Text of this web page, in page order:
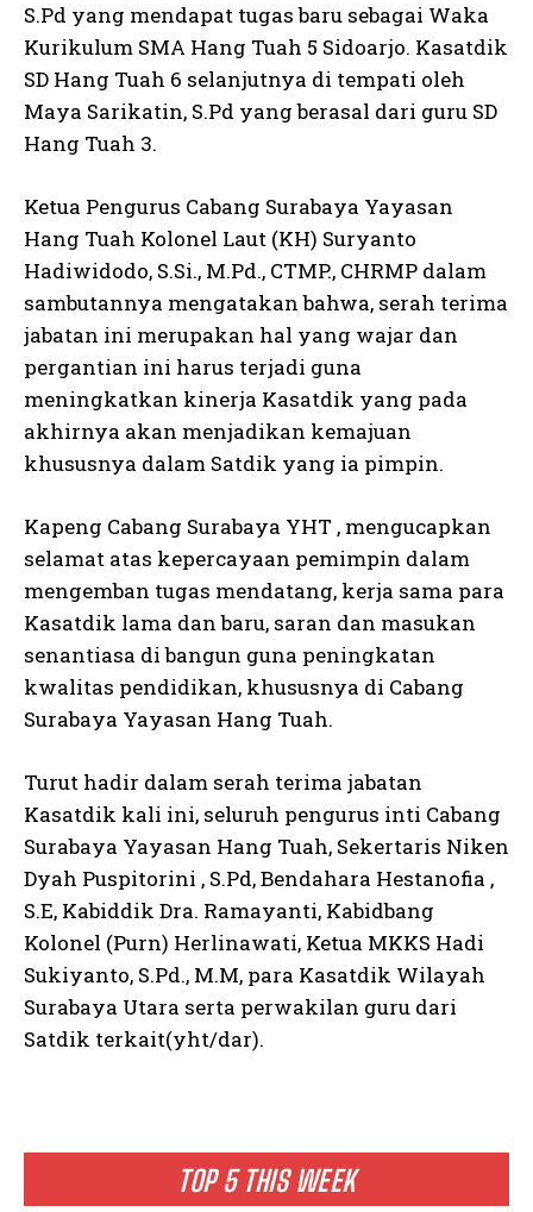
TOP 5 THIS WEEK
S.Pd yang mendapat tugas baru sebagai Waka
Kurikulum SMA Hang Tuah 5 Sidoarjo. Kasatdik
SD Hang Tuah 6 selanjutnya di tempati oleh
Maya Sarikatin, S.Pd yang berasal dari guru SD
Hang Tuah 3.
Ketua Pengurus Cabang Surabaya Yayasan
Hang Tuah Kolonel Laut (KH) Suryanto
Hadiwidodo, S.Si., M.Pd., CTMP., CHRMP dalam
sambutannya mengatakan bahwa, serah terima
jabatan ini merupakan hal yang wajar dan
pergantian ini harus terjadi guna
meningkatkan kinerja Kasatdik yang pada
akhirnya akan menjadikan kemajuan
khususnya dalam Satdik yang ia pimpin.
Kapeng Cabang Surabaya YHT , mengucapkan
selamat atas kepercayaan pemimpin dalam
mengemban tugas mendatang, kerja sama para
Kasatdik lama dan baru, saran dan masukan
senantiasa di bangun guna peningkatan
kwalitas pendidikan, khususnya di Cabang
Surabaya Yayasan Hang Tuah.
Turut hadir dalam serah terima jabatan
Kasatdik kali ini, seluruh pengurus inti Cabang
Surabaya Yayasan Hang Tuah, Sekertaris Niken
Dyah Puspitorini , S.Pd, Bendahara Hestanofia ,
S.E, Kabiddik Dra. Ramayanti, Kabidbang
Kolonel (Purn) Herlinawati, Ketua MKKS Hadi
Sukiyanto, S.Pd., M.M, para Kasatdik Wilayah
Surabaya Utara serta perwakilan guru dari
Satdik terkait(yht/dar).